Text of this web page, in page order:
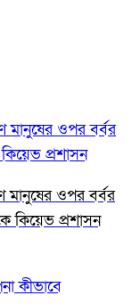
মানুষের ওপর বর্বর
কিয়েভ প্রশাসন